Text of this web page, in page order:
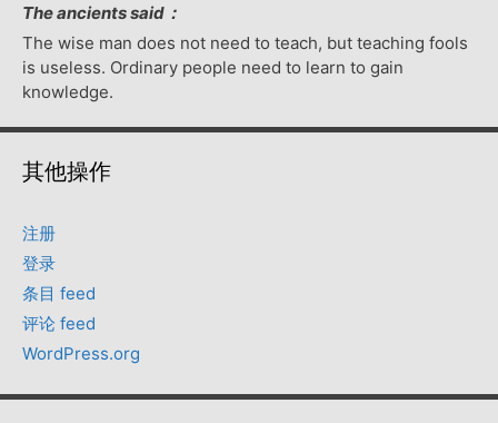
The ancients said：
The wise man does not need to teach, but teaching fools
is useless. Ordinary people need to learn to gain
knowledge.
其他操作
注册
登录
条目 feed
评论 feed
WordPress.org